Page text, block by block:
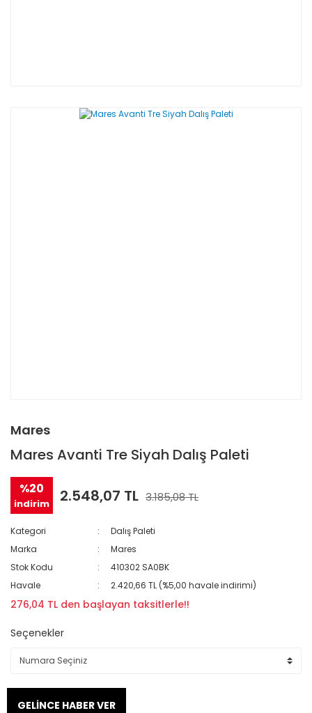
Mares
Mares Avanti Tre Siyah Dalış Paleti
%20
indirim 2.548,07 TL 3.185,08 TL
Kategori
Dalış Paleti
Marka
Mares
Stok Kodu
410302 SA0BK
Havale
2.420,66 TL (%5,00 havale indirimi)
276,04 TL den başlayan taksitlerle!!
Seçenekler
GELİNCE HABER VER